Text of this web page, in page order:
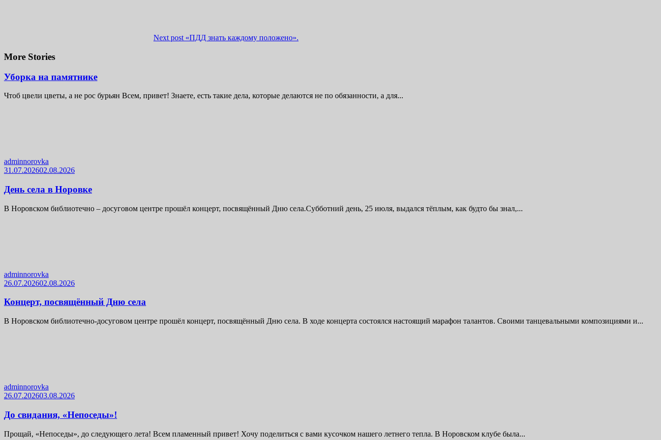
Next post «ПДД знать каждому положено».
More Stories
Уборка на памятнике
Чтоб цвели цветы, а не рос бурьян Всем, привет! Знаете, есть такие дела, которые делаются не по обязанности, а для...
adminnorovka
31.07.202602.08.2026
День села в Норовке
В Норовском библиотечно – досуговом центре прошёл концерт, посвящённый Дню села.Субботний день, 25 июля, выдался тёплым, как будто бы знал,...
adminnorovka
26.07.202602.08.2026
Концерт, посвящённый Дню села
В Норовском библиотечно-досуговом центре прошёл концерт, посвящённый Дню села. В ходе концерта состоялся настоящий марафон талантов. Своими танцевальными композициями и...
adminnorovka
26.07.202603.08.2026
До свидания, «Непоседы»!
Прощай, «Непоседы», до следующего лета! Всем пламенный привет! Хочу поделиться с вами кусочком нашего летнего тепла. В Норовском клубе была...